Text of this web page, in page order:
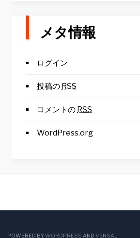
メタ情報
ログイン
投稿の RSS
コメントの RSS
WordPress.org
POWERED BYWORDPRESS AND VERSAL